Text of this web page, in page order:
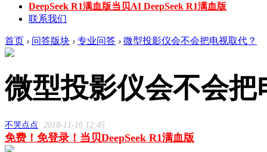
DeepSeek R1满血版当贝AI DeepSeek R1满血版
联系我们
首页 › 问答版块 › 专业问答 › 微型投影仪会不会把电视取代？
微型投影仪会不会把
不哭点点 2018-11-16 12:45
免费！免登录！当贝DeepSeek R1满血版